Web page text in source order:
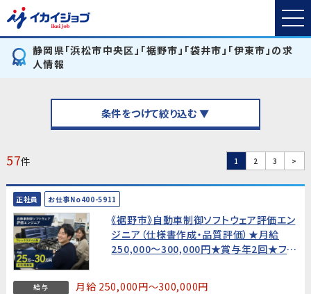
静岡県「浜松市中央区」「裾野市」「袋井市」「伊東市」の求
人情報
条件をつけて絞り込む ▼
57件 1 2 3 >
正社員 お仕事No400-5911
《裾野市》自動車制御ソフトウェア評価エン
ジニア（仕様書作成・品質評価）★月給
250,000〜300,000円★賞与年2回★フレ
給与 月給 250,000円～300,000円